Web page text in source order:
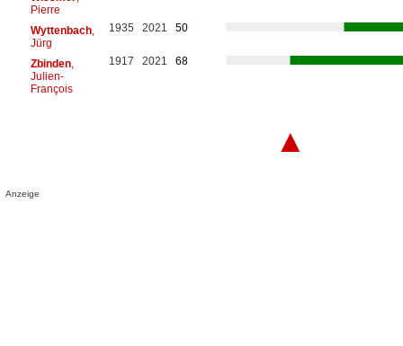
Pierre
Wyttenbach,
Jürg
1935 2021 50
Zbinden,
Julien-
François
1917 2021 68
▲
Anzeige